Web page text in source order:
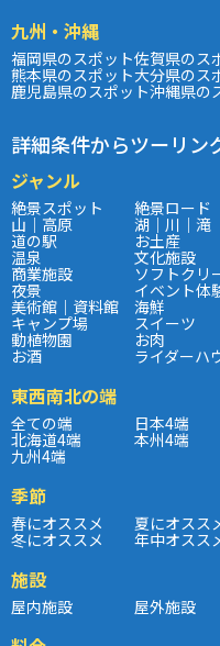
九州・沖縄
福岡県のスポット佐賀県のス
熊本県のスポット大分県のス
鹿児島県のスポット沖縄県の
詳細条件からツーリン
ジャンル
絶景スポット 絶景ロード
山｜高原 湖｜川｜滝
道の駅 お土産
温泉 文化施設
商業施設 ソフトクリ
夜景 イベント体
美術館｜資料館 海鮮
キャンプ場 スイーツ
動植物園 お肉
お酒 ライダーハ
東西南北の端
全ての端 日本4端
北海道4端 本州4端
九州4端
季節
春にオススメ 夏にオスス
冬にオススメ 年中オスス
施設
屋内施設 屋外施設